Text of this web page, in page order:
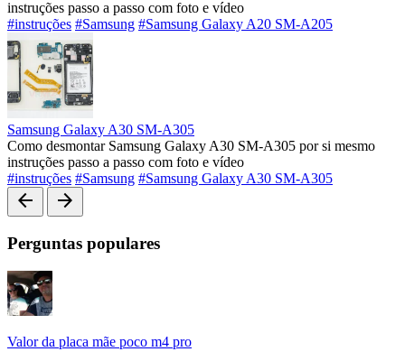
instruções passo a passo com foto e vídeo
#instruções #Samsung #Samsung Galaxy A20 SM-A205
Samsung Galaxy A30 SM-A305
Como desmontar Samsung Galaxy A30 SM-A305 por si mesmo
instruções passo a passo com foto e vídeo
#instruções #Samsung #Samsung Galaxy A30 SM-A305
arrow_back arrow_forward
Perguntas populares
Valor da placa mãe poco m4 pro